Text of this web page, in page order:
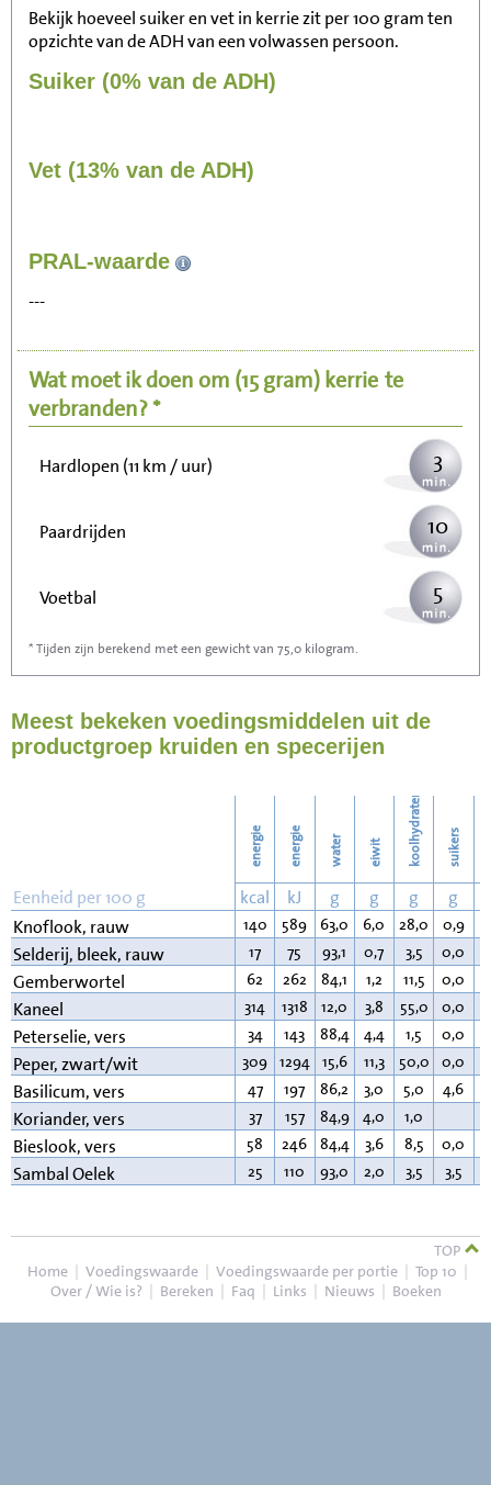
Bekijk hoeveel suiker en vet in kerrie zit per 100 gram ten
opzichte van de ADH van een volwassen persoon.
Suiker (0% van de ADH)
Vet (13% van de ADH)
PRAL-waarde
---
Wat moet ik doen om (15 gram)kerrie te
verbranden? *
Zitten, tv kijken
Wandelen (5 km/uur)
Hardlopen (11 km / uur) 3
Paardrijden 10
Voetbal 5
Stofzuigen
Strijken 17
20
* Tijden zijn berekend met een gewicht van 75,0 kilogram.
Meest bekeken voedingsmiddelen uit de
productgroep kruiden en specerijen
energie energie water eiwit koolhydraten suikers
Eenheid per 100 g kcal kJ g g g g
Knoflook, rauw
140 589 63,0 6,0 28,0 0,9
Selderij, bleek, rauw 17 75 93,1 0,7 3,5 0,0
Gemberwortel 62 262 84,1 1,2 11,5 0,0
Kaneel 314 1318 12,0 3,8 55,0 0,0
Peterselie, vers 34 143 88,4 4,4 1,5 0,0
Peper, zwart/wit 309 1294 15,6 11,3 50,0 0,0
Basilicum, vers 47 197 86,2 3,0 5,0 4,6
Koriander, vers 37 157 84,9 4,0 1,0
Bieslook, vers 58 246 84,4 3,6 8,5 0,0
Sambal Oelek 25 110 93,0 2,0 3,5 3,5
TOP
Home | Voedingswaarde | Voedingswaarde per portie | Top 10 |
Over / Wie is? | Bereken | Faq | Links | Nieuws | Boeken